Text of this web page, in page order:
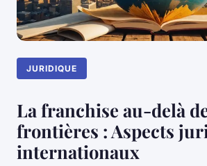
JURIDIQUE
La franchise au-delà
frontières : Aspects
internationaux